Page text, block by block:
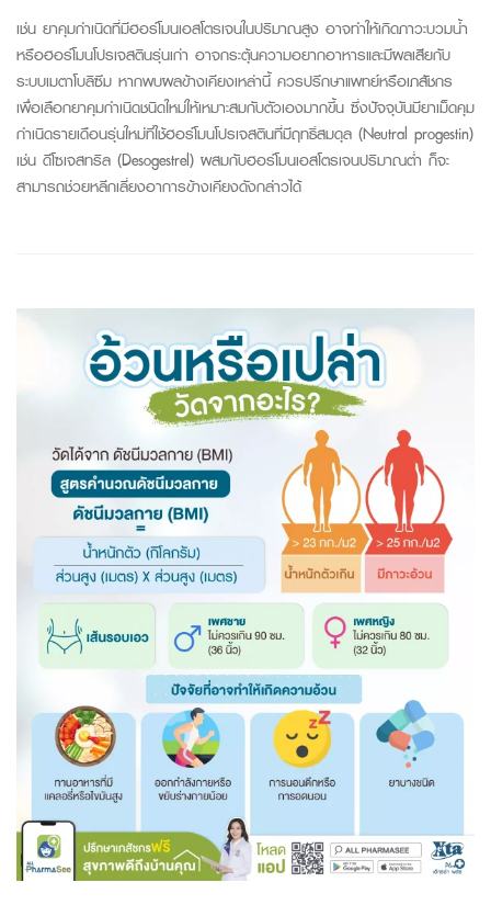
เช่น ยาคุมกำเนิดที่มีฮอร์โมนเอสโตรเจนในปริมาณสูง อาจทำให้เกิดภาวะบวมน้ำ
หรือฮอร์โมนโปรเจสตินรุ่นเก่า อาจกระตุ้นความอยากอาหารและมีผลเสียกับ
ระบบเมตาโบลิซึม หากพบผลข้างเคียงเหล่านี้ ควรปรึกษาแพทย์หรือเภสัชกร
เพื่อเลือกยาคุมกำเนิดชนิดใหม่ให้เหมาะสมกับตัวเองมากขึ้น ซึ่งปัจจุบันมียาเม็ดคุม
กำเนิดรายเดือนรุ่นใหม่ที่ใช้ฮอร์โมนโปรเจสตินที่มีฤทธิ์สมดุล (Neutral progestin)
เช่น ดีโซเจสทริล (Desogestrel) ผสมกับฮอร์โมนเอสโตรเจนปริมาณต่ำ ก็จะ
สามารถช่วยหลีกเลี่ยงอาการข้างเคียงดังกล่าวได้